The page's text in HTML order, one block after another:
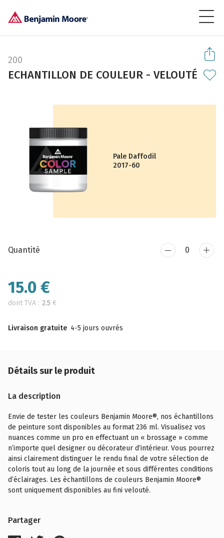
200
ECHANTILLON DE COULEUR - VELOUTÉ
Pale Daffodil
2017-60
Quantité
15.0 €
dont TVA : 2.5 €
Livraison gratuite 4-5 jours ouvrés
Détails sur le produit
La description
Envie de tester les couleurs Benjamin Moore®, nos échantillons
de peinture sont disponibles au format 236 ml. Visualisez vos
nuances comme un pro en effectuant un « brossage » comme
n’importe quel designer ou décorateur d’intérieur. Vous pourrez
ainsi clairement distinguer le rendu final de votre sélection de
coloris tout au long de la journée et sous différentes conditions
d’éclairages. Les échantillons de couleurs Benjamin Moore®
sont uniquement disponibles au fini velouté.
Partager